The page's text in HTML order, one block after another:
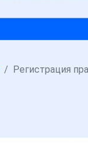
Регистрация